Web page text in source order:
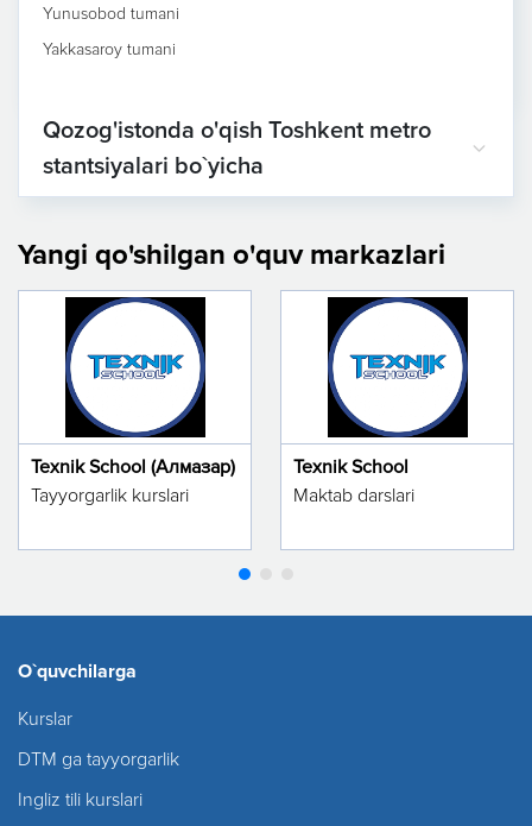
Yunusobod tumani
Yakkasaroy tumani
Qozog'istonda o'qish Toshkent metro
stantsiyalari bo`yicha
Yangi qo'shilgan o'quv markazlari
Texnik School (Алмазар)
Tayyorgarlik kurslari
Texnik School
Maktab darslari
O`quvchilarga
Kurslar
DTM ga tayyorgarlik
Ingliz tili kurslari